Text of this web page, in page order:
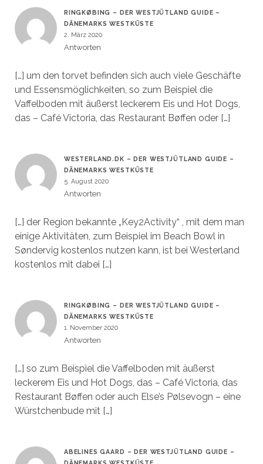
RINGKØBING – DER WESTJÜTLAND GUIDE –
DÄNEMARKS WESTKÜSTE
2. März 2020
Antworten
[…] um den torvet befinden sich auch viele Geschäfte
und Essensmöglichkeiten, so zum Beispiel die
Vaffelboden mit äußerst leckerem Eis und Hot Dogs,
das – Café Victoria, das Restaurant Bøffen oder […]
WESTERLAND.DK – DER WESTJÜTLAND GUIDE –
DÄNEMARKS WESTKÜSTE
5. August 2020
Antworten
[…] der Region bekannte „Key2Activity“ , mit dem man
einige Aktivitäten, zum Beispiel im Beach Bowl in
Søndervig kostenlos nutzen kann, ist bei Westerland
kostenlos mit dabei […]
RINGKØBING – DER WESTJÜTLAND GUIDE –
DÄNEMARKS WESTKÜSTE
1. November 2020
Antworten
[…] so zum Beispiel die Vaffelboden mit äußerst
leckerem Eis und Hot Dogs, das – Café Victoria, das
Restaurant Bøffen oder auch Else’s Pølsevogn – eine
Würstchenbude mit […]
ABELINES GAARD – DER WESTJÜTLAND GUIDE –